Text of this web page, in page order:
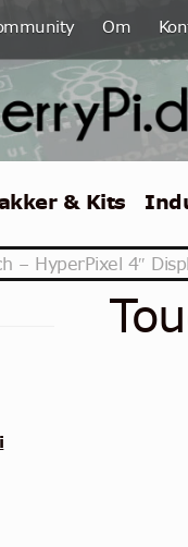
Om
& Kits
– HyperPixel 4″